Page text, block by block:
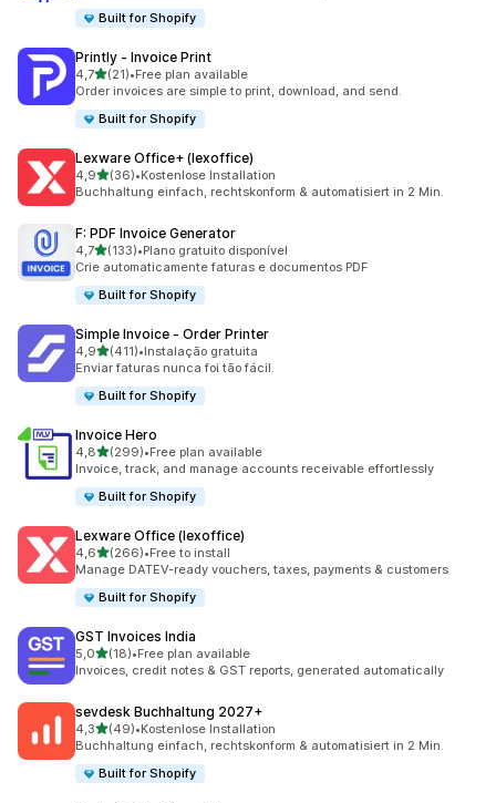
Built for Shopify
Printly ‑ Invoice Print
4,7de 5 estrelas
(21)
21 total de avaliações
•Free plan available
Order invoices are simple to print, download, and send.
Built for Shopify
Lexware Office+ (lexoffice)
4,9de 5 estrelas
(36)
36 total de avaliações
•Kostenlose Installation
Buchhaltung einfach, rechtskonform & automatisiert in 2 Min.
F: PDF Invoice Generator
4,7de 5 estrelas
(133)
133 total de avaliações
•Plano gratuito disponível
Crie automaticamente faturas e documentos PDF
Built for Shopify
Simple Invoice ‑ Order Printer
4,9de 5 estrelas
(411)
411 total de avaliações
•Instalação gratuita
Enviar faturas nunca foi tão fácil.
Built for Shopify
Invoice Hero
4,8de 5 estrelas
(299)
299 total de avaliações
•Free plan available
Invoice, track, and manage accounts receivable effortlessly
Built for Shopify
Lexware Office (lexoffice)
4,6de 5 estrelas
(266)
266 total de avaliações
•Free to install
Manage DATEV-ready vouchers, taxes, payments & customers
Built for Shopify
GST Invoices India
5,0de 5 estrelas
(18)
18 total de avaliações
•Free plan available
Invoices, credit notes & GST reports, generated automatically
sevdesk Buchhaltung 2027+
4,3de 5 estrelas
(49)
49 total de avaliações
•Kostenlose Installation
Buchhaltung einfach, rechtskonform & automatisiert in 2 Min.
Built for Shopify